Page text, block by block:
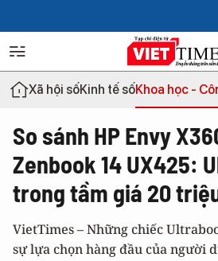
Xã hội sốKinh tế sốKhoa học -
So sánh HP Envy
Zenbook 14 UX425:
trong tầm giá 20
VietTimes – Những chiếc
sự lựa chọn hàng đầu của người